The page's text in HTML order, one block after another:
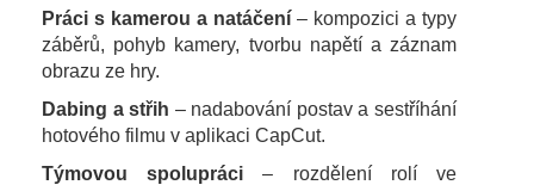
Práci s kamerou a natáčení – kompozici a typy
záběrů, pohyb kamery, tvorbu napětí a záznam
obrazu ze hry.
Dabing a střih – nadabování postav a sestříhání
hotového filmu v aplikaci CapCut.
Týmovou spolupráci – rozdělení rolí ve